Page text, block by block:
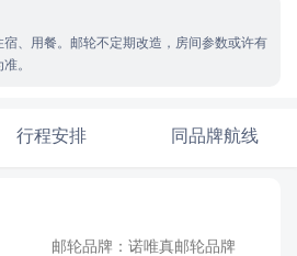
- +
/人 - 0 间 +
￥/人 - 0 间
、用餐。邮轮不定期改造，房间参数或许有
。
行程安排 同品牌航线
邮轮品牌：诺唯真邮轮品牌